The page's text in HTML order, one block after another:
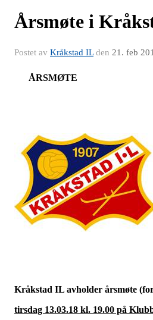
Årsmøte i
Postet av Kråkstad ILden 21. feb
ÅRSMØTE
Kråkstad IL avholder årsmøte
tirsdag 13.03.18 kl. 19.00 på